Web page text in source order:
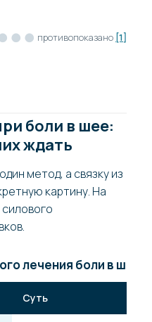
противопоказано [1]
боли в шее:
ждать
метод, а связку из
картину. На
лечения боли в шее и
Суть